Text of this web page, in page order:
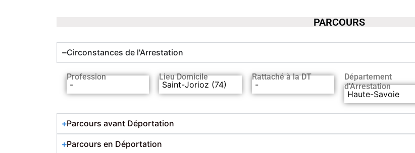
PARCOURS
Circonstances de l'Arrestation
Profession
-
Lieu Domicile
Saint-Jorioz (74)
Rattaché à la DT
-
Département
d’Arrestation
Haute-Savoie
Parcours avant Déportation
Parcours en Déportation